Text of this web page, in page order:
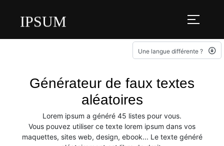
IPSUM
Une langue différente ?
Générateur de faux textes
aléatoires
Lorem ipsum a généré 45 listes pour vous.
Vous pouvez utiliser ce texte lorem ipsum dans vos
maquettes, sites web, design, ebook... Le texte généré